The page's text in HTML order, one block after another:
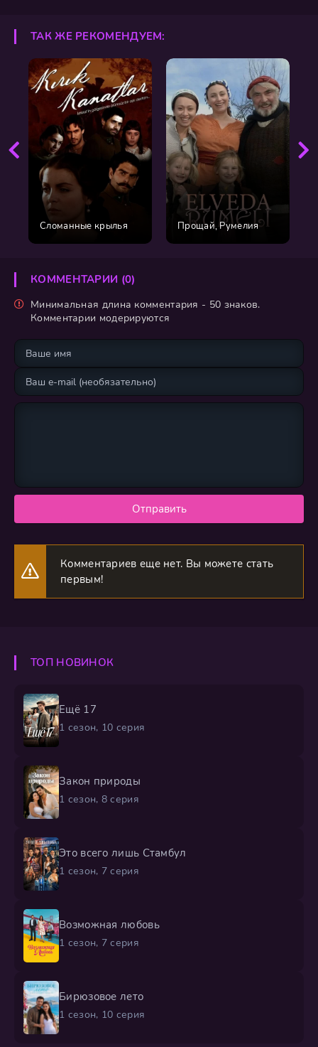
ТАК ЖЕ РЕКОМЕНДУЕМ:
Сломанные крылья Прощай, Румелия
КОММЕНТАРИИ (0)
Минимальная длина комментария - 50 знаков.
Комментарии модерируются
Отправить
Комментариев еще нет. Вы можете стать
первым!
ТОП НОВИНОК
Ещё 17
1 сезон, 10 серия
Закон природы
1 сезон, 8 серия
Это всего лишь Стамбул
1 сезон, 7 серия
Возможная любовь
1 сезон, 7 серия
Бирюзовое лето
1 сезон, 10 серия